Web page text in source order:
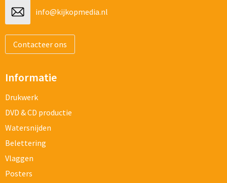
info@kijkopmedia.nl
Contacteer ons
Informatie
Drukwerk
DVD & CD productie
Watersnijden
Belettering
Vlaggen
Posters